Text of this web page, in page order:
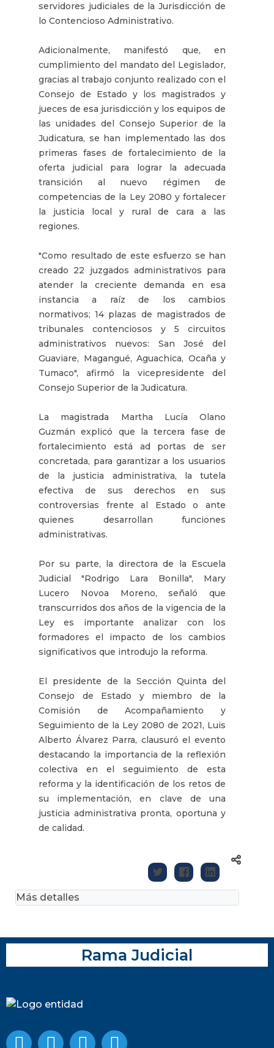
servidores judiciales de la Jurisdicción de
lo Contencioso Administrativo.
Adicionalmente, manifestó que, en
cumplimiento del mandato del Legislador,
gracias al trabajo conjunto realizado con el
Consejo de Estado y los magistrados y
jueces de esa jurisdicción y los equipos de
las unidades del Consejo Superior de la
Judicatura, se han implementado las dos
primeras fases de fortalecimiento de la
oferta judicial para lograr la adecuada
transición al nuevo régimen de
competencias de la Ley 2080 y fortalecer
la justicia local y rural de cara a las
regiones.
"Como resultado de este esfuerzo se han
creado 22 juzgados administrativos para
atender la creciente demanda en esa
instancia a raíz de los cambios
normativos; 14 plazas de magistrados de
tribunales contenciosos y 5 circuitos
administrativos nuevos: San José del
Guaviare, Magangué, Aguachica, Ocaña y
Tumaco", afirmó la vicepresidente del
Consejo Superior de la Judicatura.
La magistrada Martha Lucía Olano
Guzmán explicó que la tercera fase de
fortalecimiento está ad portas de ser
concretada, para garantizar a los usuarios
de la justicia administrativa, la tutela
efectiva de sus derechos en sus
controversias frente al Estado o ante
quienes desarrollan funciones
administrativas.
Por su parte, la directora de la Escuela
Judicial "Rodrigo Lara Bonilla", Mary
Lucero Novoa Moreno, señaló que
transcurridos dos años de la vigencia de la
Ley es importante analizar con los
formadores el impacto de los cambios
significativos que introdujo la reforma.
El presidente de la Sección Quinta del
Consejo de Estado y miembro de la
Comisión de Acompañamiento y
Seguimiento de la Ley 2080 de 2021, Luis
Alberto Álvarez Parra, clausuró el evento
destacando la importancia de la reflexión
colectiva en el seguimiento de esta
reforma y la identificación de los retos de
su implementación, en clave de una
justicia administrativa pronta, oportuna y
de calidad.
Más detalles
Rama Judicial